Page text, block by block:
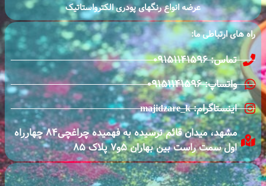
عرضه انواع رنگهای پودری الکترواستاتیک
راه های ارتباطی ما:
تماس: ۰۹۱۵۱۱۴۱۵۹۶
واتساپ: ۰۹۱۵۱۱۴۱۵۹۶
اینستاگرام: majidzare_k
مشهد، میدان قائم نرسیده به فهمیده چراغچی٨۴ چهارراه
اول سمت راست بین بهاران ۵و٧ پلاک ٨۵